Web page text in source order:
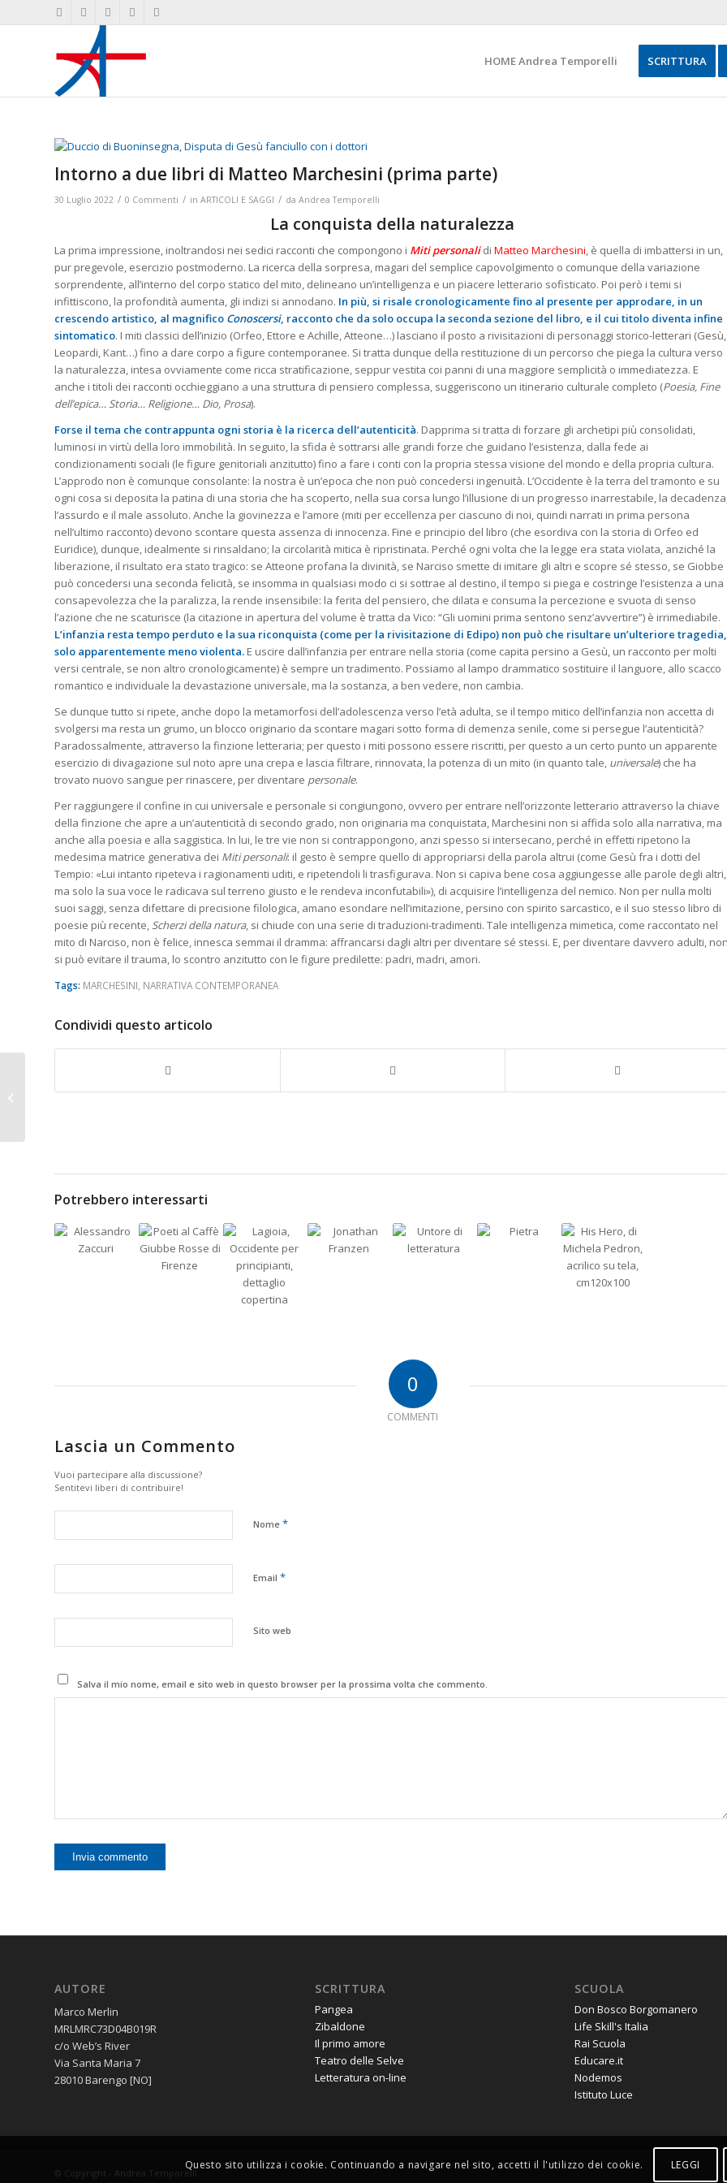
HOME Andrea Temporelli SCRITTURA
Intorno a due libri di Matteo Marchesini (prima parte)
30 Luglio 2022 / 0 Commenti / in ARTICOLI E SAGGI / da Andrea Temporelli
La conquista della naturalezza
La prima impressione, inoltrandosi nei sedici racconti che compongono i Miti personalidi Matteo Marchesini, è quella di imbattersi in un,
pur pregevole, esercizio postmoderno. La ricerca della sorpresa, magari del semplice capovolgimento o comunque della variazione
sorprendente, all’interno del corpo statico del mito, delineano un’intelligenza e un piacere letterario sofisticato. Poi però i temi si
infittiscono, la profondità aumenta, gli indizi si annodano. In più, si risale cronologicamente fino al presente per approdare, in un
crescendo artistico, al magnifico Conoscersi, racconto che da solo occupa la seconda sezione del libro, e il cui titolo diventa infine
sintomatico. I miti classici dell’inizio (Orfeo, Ettore e Achille, Atteone…) lasciano il posto a rivisitazioni di personaggi storico-letterari (Gesù,
Leopardi, Kant…) fino a dare corpo a figure contemporanee. Si tratta dunque della restituzione di un percorso che piega la cultura verso
la naturalezza, intesa ovviamente come ricca stratificazione, seppur vestita coi panni di una maggiore semplicità o immediatezza. E
anche i titoli dei racconti occhieggiano a una struttura di pensiero complessa, suggeriscono un itinerario culturale completo (Poesia, Fine
dell’epica… Storia… Religione… Dio, Prosa).
Forse il tema che contrappunta ogni storia è la ricerca dell’autenticità. Dapprima si tratta di forzare gli archetipi più consolidati,
luminosi in virtù della loro immobilità. In seguito, la sfida è sottrarsi alle grandi forze che guidano l’esistenza, dalla fede ai
condizionamenti sociali (le figure genitoriali anzitutto) fino a fare i conti con la propria stessa visione del mondo e della propria cultura.
L’approdo non è comunque consolante: la nostra è un’epoca che non può concedersi ingenuità. L’Occidente è la terra del tramonto e su
ogni cosa si deposita la patina di una storia che ha scoperto, nella sua corsa lungo l’illusione di un progresso inarrestabile, la
l’assurdo e il male assoluto. Anche la giovinezza e l’amore (miti per eccellenza per ciascuno di noi, quindi narrati in prima persona
nell’ultimo racconto) devono scontare questa assenza di innocenza. Fine e principio del libro (che esordiva con la storia di Orfeo ed
Euridice), dunque, idealmente si rinsaldano; la circolarità mitica è ripristinata. Perché ogni volta che la legge era stata violata, anziché la
liberazione, il risultato era stato tragico: se Atteone profana la divinità, se Narciso smette di imitare gli altri e scopre sé stesso, se Giobbe
può concedersi una seconda felicità, se insomma in qualsiasi modo ci si sottrae al destino, il tempo si piega e costringe l’esistenza a una
consapevolezza che la paralizza, la rende insensibile: la ferita del pensiero, che dilata e consuma la percezione e svuota di senso
l’azione che ne scaturisce (la citazione in apertura del volume è tratta da Vico: “Gli uomini prima sentono senz’avvertire”) è irrimediabile.
L’infanzia resta tempo perduto e la sua riconquista (come per la rivisitazione di Edipo) non può che risultare un’ulteriore tragedia,
solo apparentemente meno violenta. E uscire dall’infanzia per entrare nella storia (come capita persino a Gesù, un racconto per molti
versi centrale, se non altro cronologicamente) è sempre un tradimento. Possiamo al lampo drammatico sostituire il languore, allo scacco
romantico e individuale la devastazione universale, ma la sostanza, a ben vedere, non cambia.
Se dunque tutto si ripete, anche dopo la metamorfosi dell’adolescenza verso l’età adulta, se il tempo mitico dell’infanzia non accetta di
svolgersi ma resta un grumo, un blocco originario da scontare magari sotto forma di demenza senile, come si persegue l’autenticità?
Paradossalmente, attraverso la finzione letteraria; per questo i miti possono essere riscritti, per questo a un certo punto un apparente
esercizio di divagazione sul noto apre una crepa e lascia filtrare, rinnovata, la potenza di un mito (in quanto tale, universale) che ha
trovato nuovo sangue per rinascere, per diventare personale.
Per raggiungere il confine in cui universale e personale si congiungono, ovvero per entrare nell’orizzonte letterario attraverso la chiave
della finzione che apre a un’autenticità di secondo grado, non originaria ma conquistata, Marchesini non si affida solo alla narrativa, ma
anche alla poesia e alla saggistica. In lui, le tre vie non si contrappongono, anzi spesso si intersecano, perché in effetti ripetono la
medesima matrice generativa dei Miti personali: il gesto è sempre quello di appropriarsi della parola altrui (come Gesù fra i dotti del
Tempio: «Lui intanto ripeteva i ragionamenti uditi, e ripetendoli li trasfigurava. Non si capiva bene cosa aggiungesse alle parole degli altri,
ma solo la sua voce le radicava sul terreno giusto e le rendeva inconfutabili»), di acquisire l’intelligenza del nemico. Non per nulla molti
suoi saggi, senza difettare di precisione filologica, amano esondare nell’imitazione, persino con spirito sarcastico, e il suo stesso libro di
poesie più recente, Scherzi della natura, si chiude con una serie di traduzioni-tradimenti. Tale intelligenza mimetica, come raccontato nel
mito di Narciso, non è felice, innesca semmai il dramma: affrancarsi dagli altri per diventare sé stessi. E, per diventare davvero adulti,
si può evitare il trauma, lo scontro anzitutto con le figure predilette: padri, madri, amori.
Tags: MARCHESINI, NARRATIVA CONTEMPORANEA
Condividi questo articolo
Potrebbero interessarti
0
COMMENTI
Lascia un Commento
Vuoi partecipare alla discussione?
Sentitevi liberi di contribuire!
Nome *
Email *
Sito web
Salva il mio nome, email e sito web in questo browser per la prossima volta che commento.
AUTORE
Marco Merlin
MRLMRC73D04B019R
c/o Web’s River
Via Santa Maria 7
28010 Barengo [NO]
SCRITTURA
Pangea
Zibaldone
Il primo amore
Teatro delle Selve
Letteratura on-line
SCUOLA
Don Bosco Borgomanero
Life Skill's Italia
Rai Scuola
Educare.it
Nodemos
Istituto Luce
© Copyright - Andrea Temporelli
Il miele che verrà
Questo sito utilizza i cookie. Continuando a navigare nel sito, accetti il l'utilizzo dei cookie. LEGGI